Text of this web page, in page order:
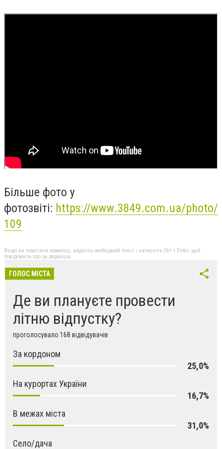
Більше фото у
фотозвіті: https://www.3849.com.ua/photo/
109
Якщо ви помітили помилку, виділіть необхідний текст і натисніть Ctrl + Enter, щоб
повідомити про це редакцію
ГОЛОС МІСТА
Де ви плануєте провести
літню відпустку?
проголосувало 168 відвідувачів
За кордоном
25,0%
На курортах України
16,7%
В межах міста
31,0%
Село/дача